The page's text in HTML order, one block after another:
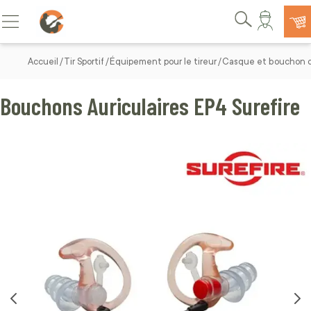
Allez au contenu
Basculer la navigation
Rechercher
Accueil Tir Sportif Équipement pour le tireur Casque et bouchon
Bouchons Auriculaires EP4 Surefire